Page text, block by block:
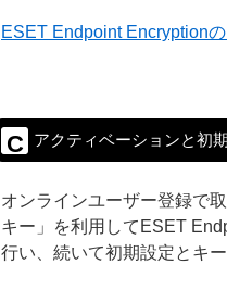
ESET Endpoint Encryption
C アクティベーションと初
オンラインユーザー登録で
キー」を利用してESET
行い、続いて初期設定とキ